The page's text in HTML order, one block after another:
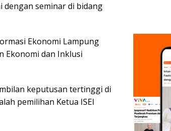
dengan seminar di bidang
Ekonomi Lampung
Ekonomi dan Inklusi
keputusan tertinggi di
pemilihan Ketua ISEI